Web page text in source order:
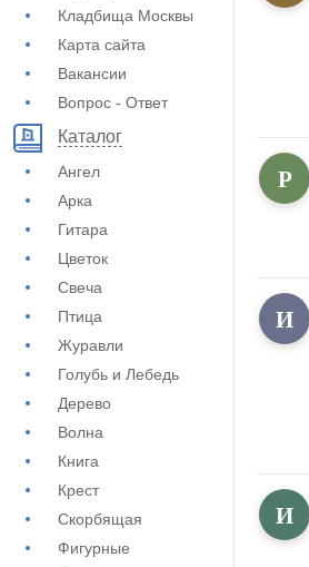
Кладбища Москвы
Карта сайта
Вакансии
Вопрос - Ответ
Каталог
Ангел
Арка
Гитара
Цветок
Свеча
Птица
Журавли
Голубь и Лебедь
Дерево
Волна
Книга
Крест
Скорбящая
Фигурные
Р
И
И